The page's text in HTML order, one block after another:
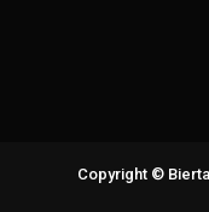
Copyright ©